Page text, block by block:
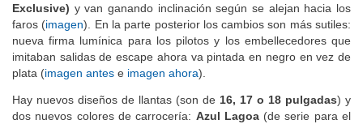
Exclusive) y van ganando inclinación según se alejan hacia los
faros (imagen). En la parte posterior los cambios son más sutiles:
nueva firma lumínica para los pilotos y los embellecedores que
imitaban salidas de escape ahora va pintada en negro en vez de
plata (imagen antes e imagen ahora).
Hay nuevos diseños de llantas (son de 16, 17 o 18 pulgadas) y
dos nuevos colores de carrocería: Azul Lagoa(de serie para el